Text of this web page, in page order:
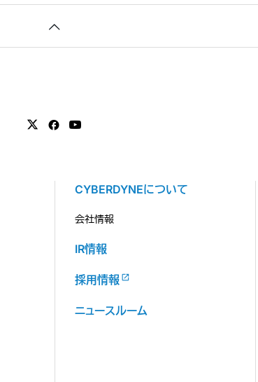
CYBERDYNEについて
会社情報
IR情報
採用情報
ニュースルーム